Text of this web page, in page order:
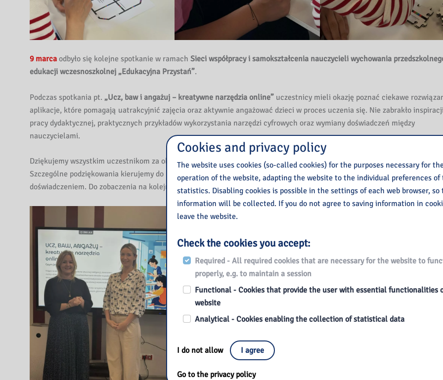
9 marca odbyło się kolejne spotkanie w ramach Sieci współpracy i samokształcenia nauczycieli wychowania
edukacji wczesnoszkolnej „Edukacyjna Przystań”.
Podczas spotkania pt. „Ucz, baw i angażuj – kreatywne narzędzia online” uczestnicy mieli okazję poznać ciekawe
aplikacje, które pomagają uatrakcyjnić zajęcia oraz aktywnie angażować dzieci w proces uczenia się. Nie zabrakło
pracy dydaktycznej, praktycznych przykładów wykorzystania narzędzi cyfrowych oraz wymiany doświadczeń między
nauczycielami.
Dziękujemy wszystkim uczestnikom za obecność, aktywność i zaangażowanie!
Szczególne podziękowania kierujemy do PaniAgaty Piotrowskiejza poprowadzenie spotkania i podzielenie się swoją
doświadczeniem. Do zobaczenia na kolejnych spotkaniach naszej sieci!
Cookies and privacy policy
The website uses cookies (so-called cookies) for the purposes necessary for
operation of the website, adapting the website to the individual preferences of
statistics. Disabling cookies is possible in the settings of each web browser, so
information will be collected. If you do not agree to saving information in
leave the website.
Check the cookies you accept:
Required - All required cookies that are necessary for the website to
properly, e.g. to maintain a session
Functional - Cookies that provide the user with essential functionalities
website
Analytical - Cookies enabling the collection of statistical data
I do not allow I agree
Go to the privacy policy